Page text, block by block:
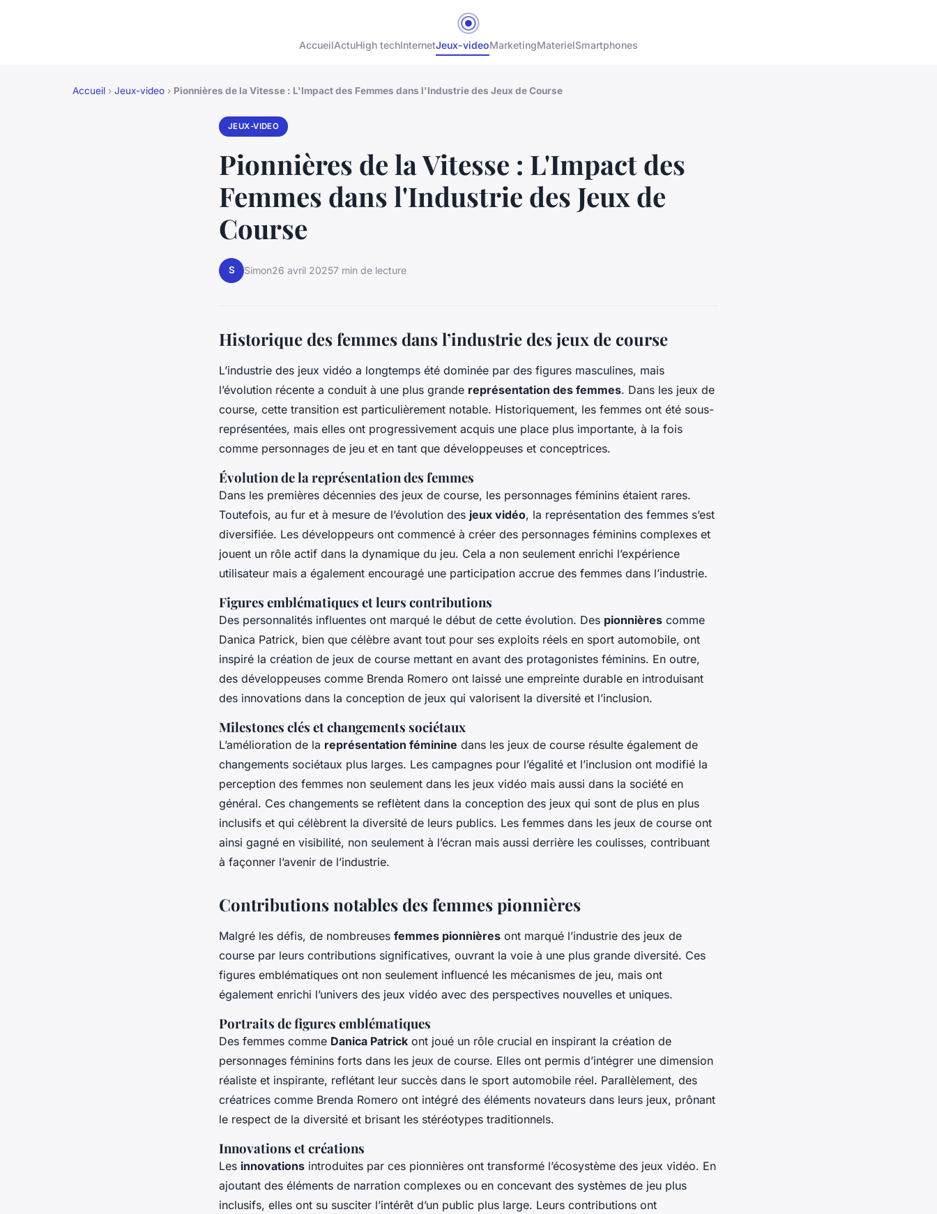
AccueilActuHigh techInternetJeux-videoMarketingMaterielSmartphones
Accueil › Jeux-video › Pionnières de la Vitesse : L'Impact des Femmes dans l'Industrie des Jeux de Course
JEUX-VIDEO
Pionnières de la Vitesse : L'Impact des
Femmes dans l'Industrie des Jeux de
Course
S Simon26 avril 20257 min de lecture
Historique des femmes dans l’industrie des jeux de course
L’industrie des jeux vidéo a longtemps été dominée par des figures masculines, mais
l’évolution récente a conduit à une plus grande représentation des femmes. Dans les jeux de
course, cette transition est particulièrement notable. Historiquement, les femmes ont été sous-
représentées, mais elles ont progressivement acquis une place plus importante, à la fois
comme personnages de jeu et en tant que développeuses et conceptrices.
Évolution de la représentation des femmes
Dans les premières décennies des jeux de course, les personnages féminins étaient rares.
Toutefois, au fur et à mesure de l’évolution des jeux vidéo, la représentation des femmes s’est
diversifiée. Les développeurs ont commencé à créer des personnages féminins complexes et
jouent un rôle actif dans la dynamique du jeu. Cela a non seulement enrichi l’expérience
utilisateur mais a également encouragé une participation accrue des femmes dans l’industrie.
Figures emblématiques et leurs contributions
Des personnalités influentes ont marqué le début de cette évolution. Des pionnières comme
Danica Patrick, bien que célèbre avant tout pour ses exploits réels en sport automobile, ont
inspiré la création de jeux de course mettant en avant des protagonistes féminins. En outre,
des développeuses comme Brenda Romero ont laissé une empreinte durable en introduisant
des innovations dans la conception de jeux qui valorisent la diversité et l’inclusion.
Milestones clés et changements sociétaux
L’amélioration de la représentation féminine dans les jeux de course résulte également de
changements sociétaux plus larges. Les campagnes pour l’égalité et l’inclusion ont modifié la
perception des femmes non seulement dans les jeux vidéo mais aussi dans la société en
général. Ces changements se reflètent dans la conception des jeux qui sont de plus en plus
inclusifs et qui célèbrent la diversité de leurs publics. Les femmes dans les jeux de course ont
ainsi gagné en visibilité, non seulement à l’écran mais aussi derrière les coulisses, contribuant
à façonner l’avenir de l’industrie.
Contributions notables des femmes pionnières
Malgré les défis, de nombreuses femmes pionnières ont marqué l’industrie des jeux de
course par leurs contributions significatives, ouvrant la voie à une plus grande diversité. Ces
figures emblématiques ont non seulement influencé les mécanismes de jeu, mais ont
également enrichi l’univers des jeux vidéo avec des perspectives nouvelles et uniques.
Portraits de figures emblématiques
Des femmes comme Danica Patrick ont joué un rôle crucial en inspirant la création de
personnages féminins forts dans les jeux de course. Elles ont permis d’intégrer une dimension
réaliste et inspirante, reflétant leur succès dans le sport automobile réel. Parallèlement, des
créatrices comme Brenda Romero ont intégré des éléments novateurs dans leurs jeux, prônant
le respect de la diversité et brisant les stéréotypes traditionnels.
Innovations et créations
Les innovations introduites par ces pionnières ont transformé l’écosystème des jeux vidéo. En
ajoutant des éléments de narration complexes ou en concevant des systèmes de jeu plus
inclusifs, elles ont su susciter l’intérêt d’un public plus large. Leurs contributions ont